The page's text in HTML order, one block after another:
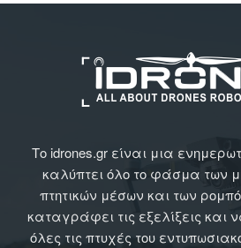
Το idrones.gr είναι μια
καλύπτει όλο το φάσμα των
πτητικών μέσων και των
καταγράφει τις εξελίξεις και
όλες τις πτυχές του